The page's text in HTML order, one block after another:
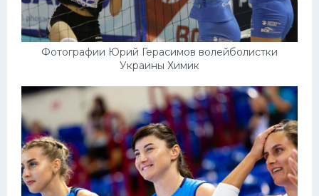
Фотографии Юрий Герасимов волейболистки
Украины Химик